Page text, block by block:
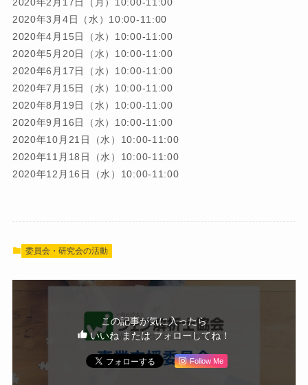
2020年3月4日（水）10:00-11:00
2020年4月15日（水）10:00-11:00
2020年5月20日（水）10:00-11:00
2020年6月17日（水）10:00-11:00
2020年7月15日（水）10:00-11:00
2020年8月19日（水）10:00-11:00
2020年9月16日（水）10:00-11:00
2020年10月21日（水）10:00-11:00
2020年11月18日（水）10:00-11:00
2020年12月16日（水）10:00-11:00
委員会・研究会の活動
この記事が気に入ったら
いいね または フォローしてね！
Follow Me